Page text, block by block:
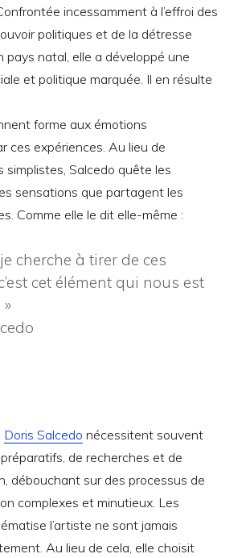
incessamment à l’effroi des
politiques et de la détresse
pays natal, elle a développé une
et politique marquée. Il en résulte
forme aux émotions
ces expériences. Au lieu de
simplistes, Salcedo quête les
sensations que partagent les
Comme elle le dit elle-même :
cherche à tirer de ces
cet élément qui nous est
Doris Salcedo nécessitent souvent
de recherches et de
débouchant sur des processus de
complexes et minutieux. Les
l’artiste ne sont jamais
Au lieu de cela, elle choisit